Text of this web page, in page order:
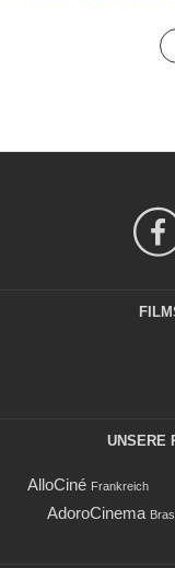
UNSERE
AlloCiné Frankreich
AdoroCinema